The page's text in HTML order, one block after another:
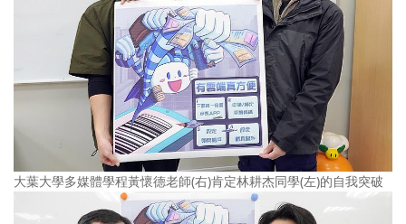
大葉大學多媒體學程黃懷德老師(右)肯定林耕杰同學(左)的自我突破